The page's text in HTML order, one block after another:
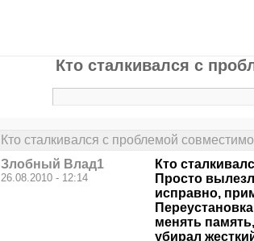
Кто сталкивался с
Кто сталкивался с проблемой
Злобный Влад1
26.08.2010 - 12:14
Кто
Просто
исправно,
менять
убирал